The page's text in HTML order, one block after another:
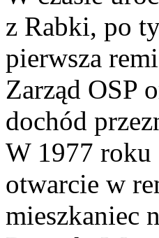
z Rabki, po
pierwsza
Zarząd OSP
dochód
W 1977 roku
otwarcie w
mieszkaniec